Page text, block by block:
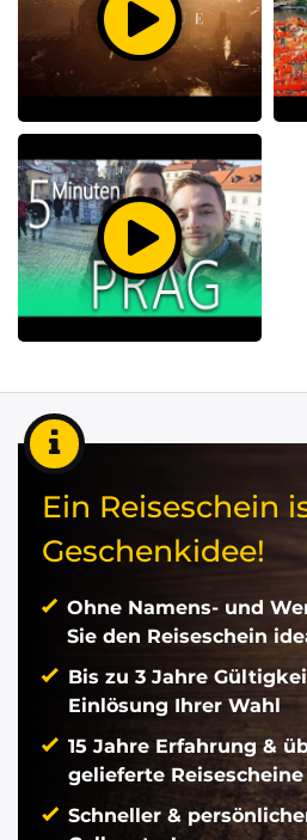
Ein Reiseschein
Geschenkidee!
Ohne Namens- und
Sie den Reiseschein
Bis zu 3 Jahre
Einlösung Ihrer Wahl
15 Jahre Erfahrung &
gelieferte Reisescheine
Schneller &